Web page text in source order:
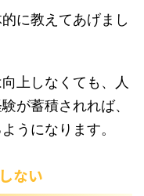
に教えてあげまし
上しなくても、人
が蓄積されれば、
うになります。
ない